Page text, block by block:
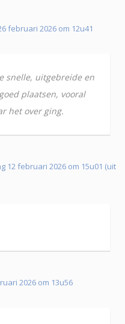
februari 2026 om 12u41
snelle, uitgebreide en
plaatsen, vooral
het over ging.
12 februari 2026 om 15u01 (uit
2026 om 13u56